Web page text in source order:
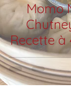
Momo
Recette à